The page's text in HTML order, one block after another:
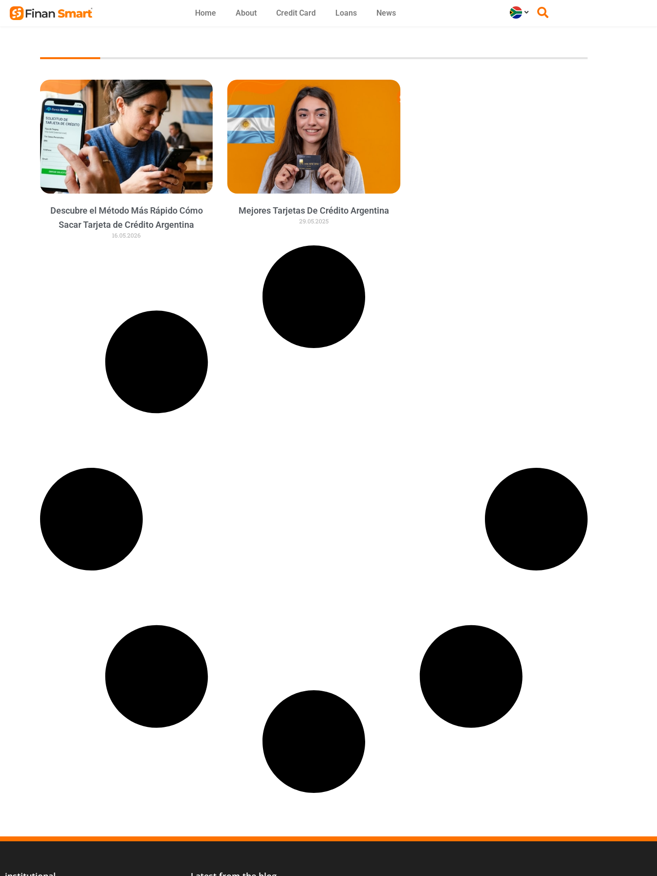
Skip
Home About Credit Card Loans News
Descubre el Método Más Rápido Cómo
Sacar Tarjeta de Crédito Argentina
16.05.2026
Mejores Tarjetas De Crédito Argentina
29.05.2025